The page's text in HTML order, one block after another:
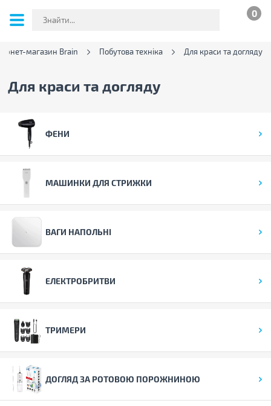
0
магазин Brain Побутова техніка Для краси та догляду
Для краси та догляду
ФЕНИ
МАШИНКИ ДЛЯ СТРИЖКИ
ВАГИ НАПОЛЬНІ
ЕЛЕКТРОБРИТВИ
ТРИМЕРИ
ДОГЛЯД ЗА РОТОВОЮ ПОРОЖНИНОЮ